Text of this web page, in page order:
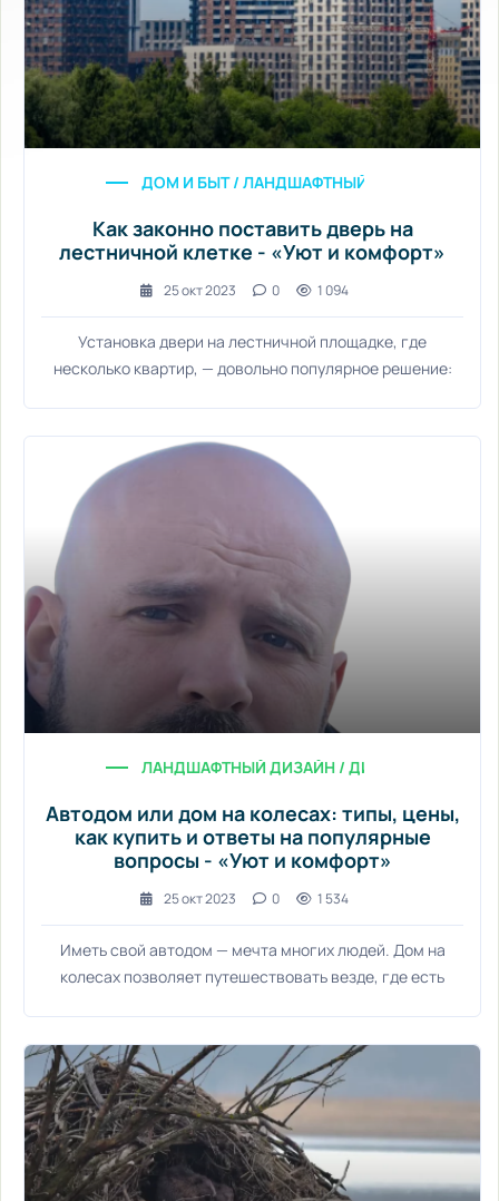
ДОМ И БЫТ / ЛАНДШАФТНЫЙ ДИЗАЙН /
Как законно поставить дверь на
лестничной клетке - «Уют и комфорт»
25 окт 2023 0 1 094
Установка двери на лестничной площадке, где
несколько квартир, — довольно популярное решение:
ЛАНДШАФТНЫЙ ДИЗАЙН / ДИЗАЙН
Автодом или дом на колесах: типы, цены,
как купить и ответы на популярные
вопросы - «Уют и комфорт»
25 окт 2023 0 1 534
Иметь свой автодом — мечта многих людей. Дом на
колесах позволяет путешествовать везде, где есть